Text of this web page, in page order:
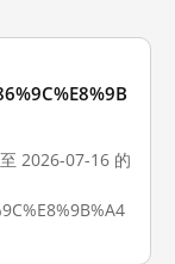
2026-07-16 的